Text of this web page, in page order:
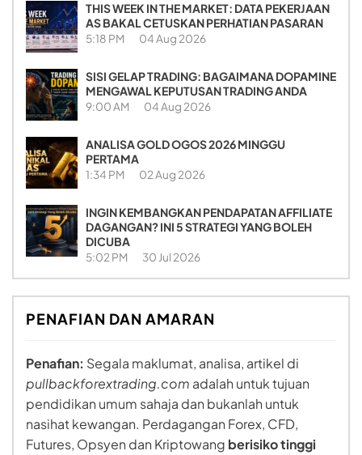
THIS WEEK IN THE MARKET: DATA PEKERJAAN
AS BAKAL CETUSKAN PERHATIAN PASARAN
5:18 PM 04 Aug 2026
SISI GELAP TRADING: BAGAIMANA DOPAMINE
MENGAWAL KEPUTUSAN TRADING ANDA
9:00 AM 04 Aug 2026
ANALISA GOLD OGOS 2026 MINGGU
PERTAMA
1:34 PM 02 Aug 2026
INGIN KEMBANGKAN PENDAPATAN AFFILIATE
DAGANGAN? INI 5 STRATEGI YANG BOLEH
DICUBA
5:02 PM 30 Jul 2026
PENAFIAN DAN AMARAN
Penafian: Segala maklumat, analisa, artikel di
pullbackforextrading.com adalah untuk tujuan
pendidikan umum sahaja dan bukanlah untuk
nasihat kewangan. Perdagangan Forex, CFD,
Futures, Opsyen dan Kriptowang berisiko tinggi